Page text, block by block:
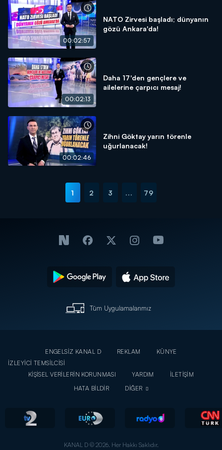
00:02:57
NATO Zirvesi başladı; dünyanın
gözü Ankara'da!
00:02:13
Daha 17'den gençlere ve
ailelerine çarpıcı mesaj!
00:02:46
Zihni Göktay yarın törenle
uğurlanacak!
1 2 3 ... 79
Tüm Uygulamalarımız
ENGELSİZ KANAL D REKLAM
KÜNYE
İZLEYİCİ TEMSİLCİSİ
KİŞİSEL VERİLERİN KORUNMASI
YARDIM
İLETİŞİM
HATA BİLDİR
DİĞER
KANAL D © 2026. Her Hakkı Saklıdır.